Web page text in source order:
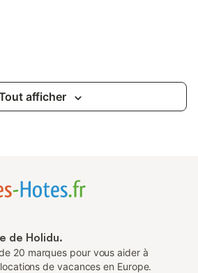
afficher
de Holidu.
20 marques pour vous aider à
de vacances en Europe.